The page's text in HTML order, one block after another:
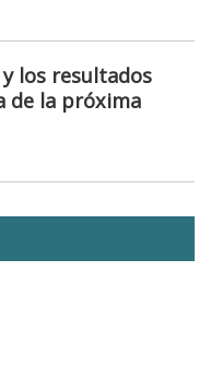
y los resultados
de la próxima